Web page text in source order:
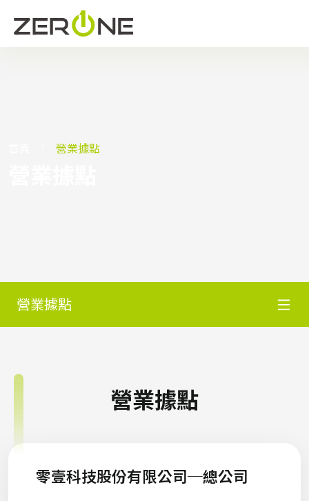
營業據點
營業據點
營業據點
零壹科技股份有限公司─總公司